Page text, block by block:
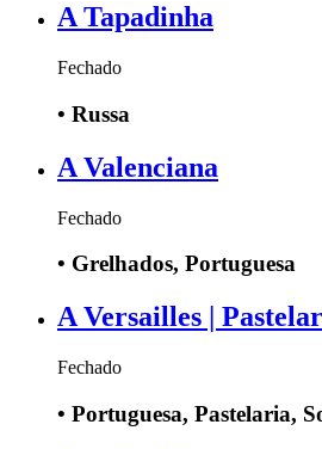
A Tapadinha
Fechado
• Russa
A Valenciana
Fechado
• Grelhados, Portuguesa
A Versailles |
Fechado
• Portuguesa, Pastelaria,